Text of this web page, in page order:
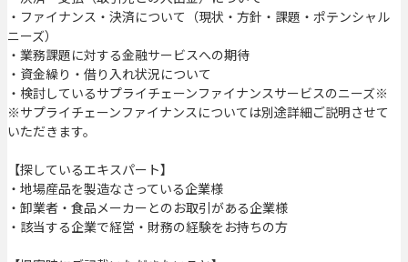
・ファイナンス・決済について（現状・方針・課題・ポテンシャル
ニーズ）
・業務課題に対する金融サービスへの期待
・資金繰り・借り入れ状況について
・検討しているサプライチェーンファイナンスサービスのニーズ※
※サプライチェーンファイナンスについては別途詳細ご説明させて
いただきます。
【探しているエキスパート】
・地場産品を製造なさっている企業様
・卸業者・食品メーカーとのお取引がある企業様
・該当する企業で経営・財務の経験をお持ちの方